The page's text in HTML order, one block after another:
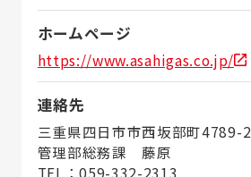
ホームページ
https://www.asahigas.co.jp/
連絡先
三重県四日市市西坂部町4789-2
管理部総務課 藤原
TEL：059-332-2313